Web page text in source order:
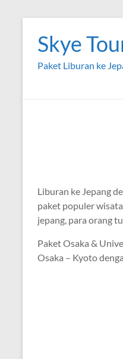
content
Skye
Paket Liburan ke
Liburan ke Jepang
paket populer
jepang, para orang
Paket Osaka &
Osaka – Kyoto